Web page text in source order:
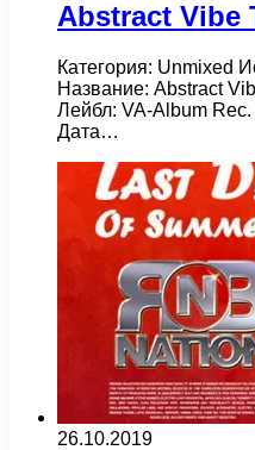
Abstract Vibe
Категория: Unmixed
Название: Abstract
Лейбл: VA-Album
Дата…
26.10.2019